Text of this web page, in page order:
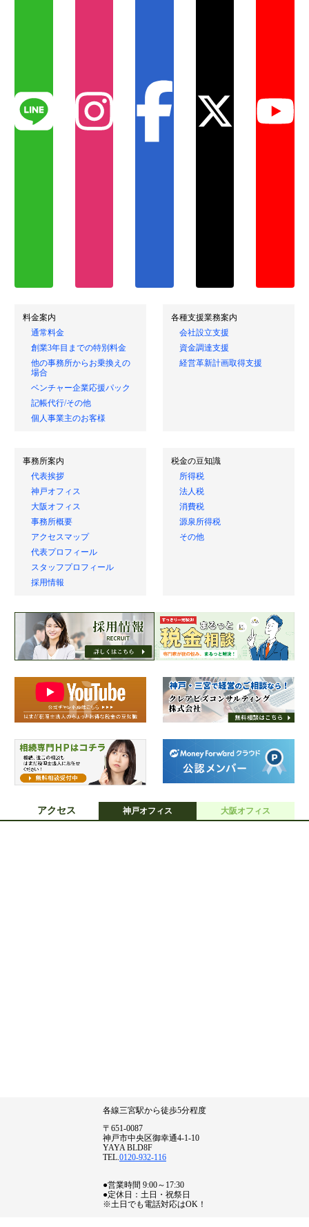
料金案内
通常料金
創業3年目までの特別料金
他の事務所からお乗換えの
場合
ベンチャー企業応援パック
各種支援業務案内
会社設立支援
事務所案内
代表挨拶
神戸オフィス
大阪オフィス
事務所概要
アクセスマップ
代表プロフィール
税金の豆知識
所得税
法人税
消費税
各線三宮駅から徒歩5分程度
〒651-0087
神戸市中央区御幸通4-1-10
TEL.0120-932-116
●営業時間 9:00～17:30